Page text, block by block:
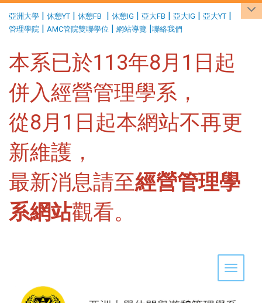
亞洲大學 | 休憩YT | 休憩FB | 休憩IG | 亞大FB | 亞大IG | 亞大YT |
管理學院 | AMC管院雙聯學位 | 網站導覽 |聯絡我們
本系已於113年8月1日起
併入經營管理學系，
從8月1日起本網站不再更
新維護，
最新消息請至經營管理學
系網站觀看。
Toggle